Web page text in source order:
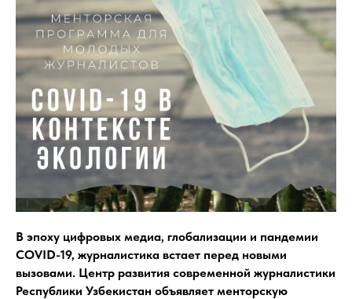
В эпоху цифровых медиа, глобализации и пандемии
COVID-19, журналистика встает перед новыми
вызовами. Центр развития современной журналистики
Республики Узбекистан объявляет менторскую